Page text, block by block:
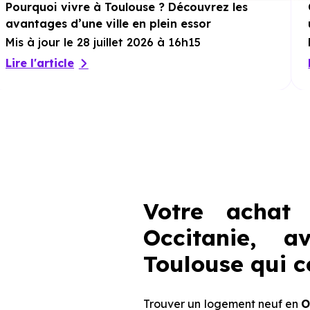
Pourquoi vivre à Toulouse ? Découvrez les
avantages d’une ville en plein essor
Mis à jour le 28 juillet 2026 à 16h15
Lire l'article
Votre achat
Occitanie,
Toulouse qui
Trouver un logement neuf en